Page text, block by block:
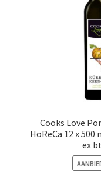
Cooks Love
HoReCa 12 x 500
ex